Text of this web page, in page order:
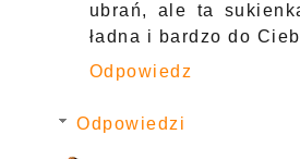
ubrań, ale ta
ładna i bardzo do
Odpowiedz
Odpowiedzi